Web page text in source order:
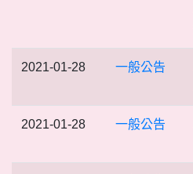
2021-01-28 一般公告
2021-01-28 一般公告